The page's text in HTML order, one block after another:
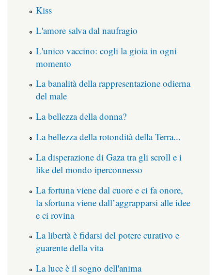
Kiss
L'amore salva dal naufragio
L'unico vaccino: cogli la gioia in ogni
momento
La banalità della rappresentazione odierna
del male
La bellezza della donna?
La bellezza della rotondità della Terra...
La disperazione di Gaza tra gli scroll e i
like del mondo iperconnesso
La fortuna viene dal cuore e ci fa onore,
la sfortuna viene dall’aggrapparsi alle idee
e ci rovina
La libertà è fidarsi del potere curativo e
guarente della vita
La luce è il sogno dell'anima